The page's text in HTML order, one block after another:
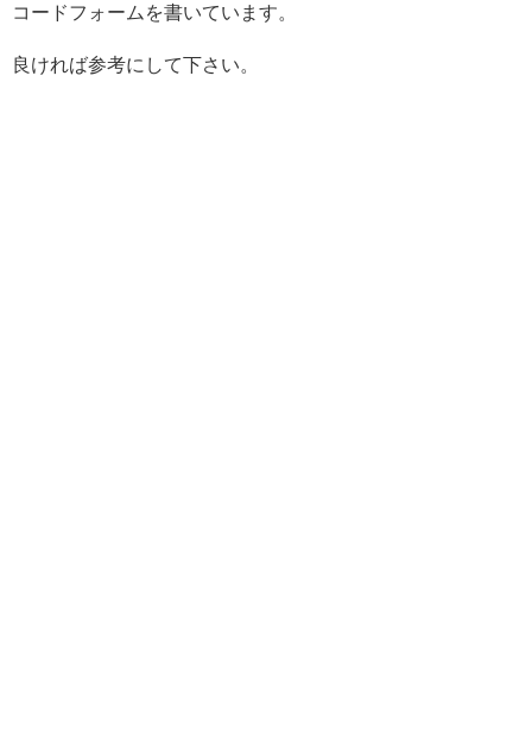
コードフォームを書いています。
良ければ参考にして下さい。